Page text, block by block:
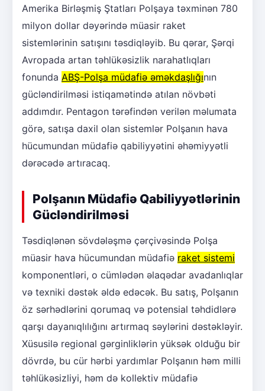
Amerika Birləşmiş Ştatları Polşaya təxminən 780
milyon dollar dəyərində müasir raket
sistemlərinin satışını təsdiqləyib. Bu qərar, Şərqi
Avropada artan təhlükəsizlik narahatlıqları
fonunda ABŞ-Polşa müdafiə əməkdaşlığının
gücləndirilməsi istiqamətində atılan növbəti
addımdır. Pentagon tərəfindən verilən məlumata
görə, satışa daxil olan sistemlər Polşanın hava
hücumundan müdafiə qabiliyyətini əhəmiyyətli
dərəcədə artıracaq.
Polşanın Müdafiə Qabiliyyətlərinin
Gücləndirilməsi
Təsdiqlənən sövdələşmə çərçivəsində Polşa
müasir hava hücumundan müdafiə raket sistemi
komponentləri, o cümlədən əlaqədar avadanlıqlar
və texniki dəstək əldə edəcək. Bu satış, Polşanın
öz sərhədlərini qorumaq və potensial təhdidlərə
qarşı dayanıqlılığını artırmaq səylərini dəstəkləyir.
Xüsusilə regional gərginliklərin yüksək olduğu bir
dövrdə, bu cür hərbi yardımlar Polşanın həm milli
təhlükəsizliyi, həm də kollektiv müdafiə